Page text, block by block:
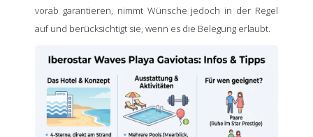
vorab garantieren, nimmt Wünsche jedoch in der Regel
auf und berücksichtigt sie, wenn es die Belegung erlaubt.